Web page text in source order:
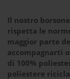
Il nostro
rispetta le
maggior parte
accompagnarti
di 100%
poliestere